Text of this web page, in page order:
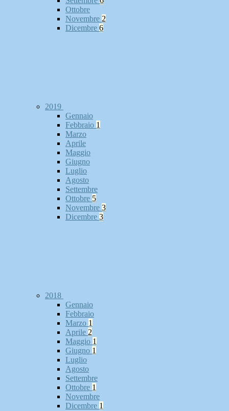
Ottobre
Novembre 2
Dicembre 6
2019
Gennaio
Febbraio 1
Marzo
Aprile
Maggio
Giugno
Luglio
Agosto
Settembre
Ottobre 5
Novembre 3
Dicembre 3
2018
Gennaio
Febbraio
Marzo 1
Aprile 2
Maggio 1
Giugno 1
Luglio
Agosto
Settembre
Ottobre 1
Novembre
Dicembre 1